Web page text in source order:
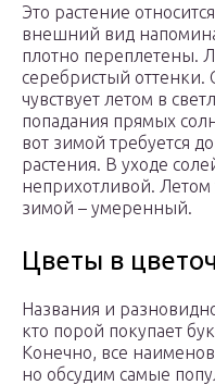
Это растение
внешний вид
плотно переплетены.
серебристый оттенки.
чувствует летом в
попадания прямых
вот зимой требуется
растения. В уходе
неприхотливой. Летом
зимой – умеренный.
Цветы в
Названия и
кто порой покупает
Конечно, все
но обсудим самые